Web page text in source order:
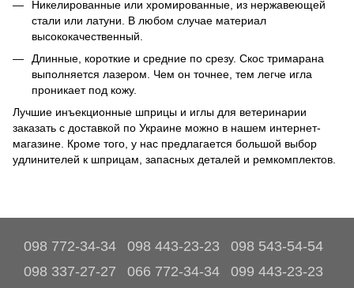
Никелированные или хромированные, из нержавеющей
стали или латуни. В любом случае материал
высококачественный.
Длинные, короткие и средние по срезу. Скос тримарана
выполняется лазером. Чем он точнее, тем легче игла
проникает под кожу.
Лучшие инъекционные шприцы и иглы для ветеринарии
заказать с доставкой по Украине можно в нашем интернет-
магазине. Кроме того, у нас предлагается большой выбор
удлинителей к шприцам, запасных деталей и ремкомплектов.
098 772-34-34 098 443-23-23
098 543-54-54
098 337-27-27
066 772-34-34
099 443-23-23